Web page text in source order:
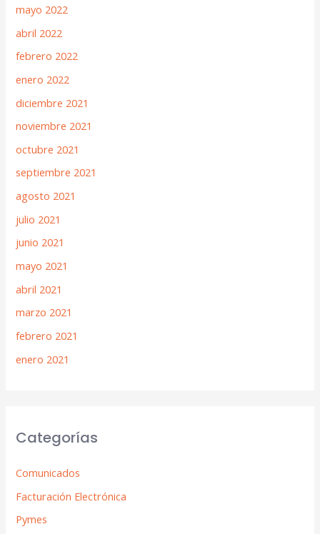
mayo 2022
abril 2022
febrero 2022
enero 2022
diciembre 2021
noviembre 2021
octubre 2021
septiembre 2021
agosto 2021
julio 2021
junio 2021
mayo 2021
abril 2021
marzo 2021
febrero 2021
enero 2021
Categorías
Comunicados
Facturación Electrónica
Pymes